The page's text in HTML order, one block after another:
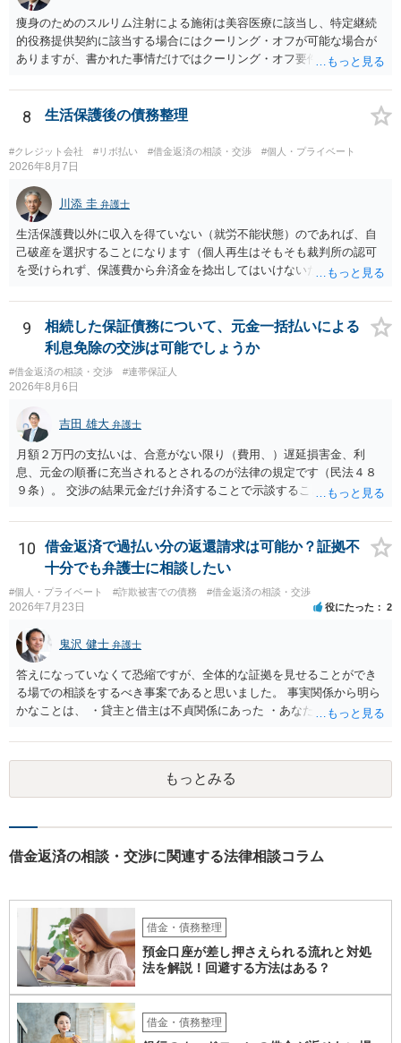
痩身のためのスルリム注射による施術は美容医療に該当し、特定継続
的役務提供契約に該当する場合にはクーリング・オフが可能な場合が
ありますが、書かれた事情だけではクーリング・オフ要件を満たして
か）が不明です。仮に特定継続的役務提供契約に該当する場合には、
クーリング・オフができない場合でも中途解約は可能ですが、この点
いただいた方がよいでしょう。
8 生活保護後の債務整理
#クレジット会社 #リボ払い #借金返済の相談・交渉 #個人・プライベート
2026年8月7日
川添 圭 弁護士
生活保護費以外に収入を得ていない（就労不能状態）のであれば、自
己破産を選択することになります（個人再生はそもそも裁判所の認可
を受けられず、保護費から弁済金を捻出してはいけないため任意整理
士費用は法テラスが負担し、裁判所の予納金等も法テラスが援助して
くれるため、弁護士へ自己破産を任せれば解決します。
9
相続した保証債務について、元金一括払いによる
利息免除の交渉は可能でしょうか
#借金返済の相談・交渉 #連帯保証人
2026年8月6日
吉田 雄大 弁護士
月額２万円の支払いは、合意がない限り（費用、）遅延損害金、利
息、元金の順番に充当されるとされるのが法律の規定です（民法４８
９条）。 交渉の結果元金だけ弁済することで示談することは、弁護士
ることには消極的なことが多いものの、お近くの弁護士にご依頼しチ
ャレンジなさる意義は十分にあると思います。
10
借金返済で過払い分の返還請求は可能か？証拠不
十分でも弁護士に相談したい
#個人・プライベート #詐欺被害での債務 #借金返済の相談・交渉
2026年7月23日 役にたった 2
鬼沢 健士 弁護士
答えになっていなくて恐縮ですが、全体的な証拠を見せることができ
る場での相談をするべき事案であると思いました。 事実関係から明ら
かなことは、 ・貸主と借主は不貞関係にあった ・あなたから相手に金
想されるのは、 ・もらったものだ ・貸したかもしれないが、不法原因
給付ではない でしょう。 書かれた情報だけからは、不法原因給付であ
るといえそうなものはありませんでした。 不貞当事者間での貸金だか
らといって不法原因給付になるわけではありません。 あなたが性行為
もっとみる
借金返済の相談・交渉に関連する法律相談コラム
借金・債務整理
預金口座が差し押さえられる流れと対処
法を解説！回避する方法はある？
借金・債務整理